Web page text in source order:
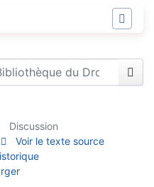
Discussion
Voir le texte source